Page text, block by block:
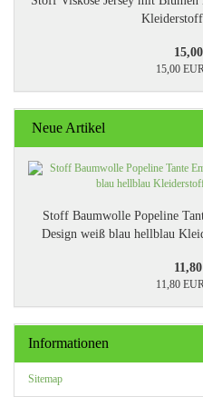
15,00
Neue Artikel
Stoff Baumwolle Popeline
Design weiß blau hellblau
11,80
Informationen
Sitemap